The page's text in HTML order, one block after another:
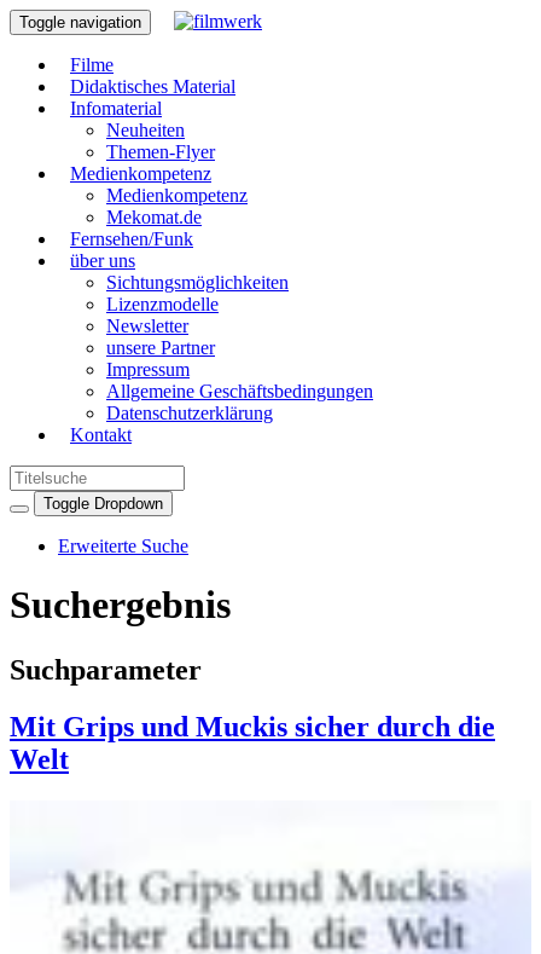
Toggle navigation
Filme
Didaktisches Material
Infomaterial
Neuheiten
Themen-Flyer
Medienkompetenz
Medienkompetenz
Mekomat.de
Fernsehen/Funk
über uns
Sichtungsmöglichkeiten
Lizenzmodelle
Newsletter
unsere Partner
Impressum
Allgemeine Geschäftsbedingungen
Datenschutzerklärung
Kontakt
Toggle Dropdown
Erweiterte Suche
Suchergebnis
Suchparameter
Mit Grips und Muckis sicher durch die
Welt